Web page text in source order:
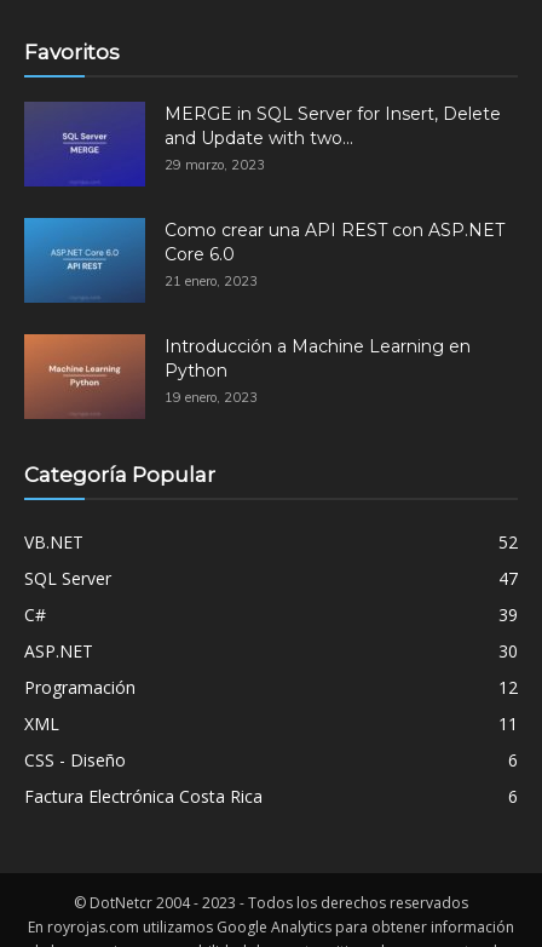
Favoritos
MERGE in SQL Server for Insert, Delete
and Update with two...
29 marzo, 2023
Como crear una API REST con ASP.NET
Core 6.0
21 enero, 2023
Introducción a Machine Learning en
Python
19 enero, 2023
Categoría Popular
VB.NET
52
SQL Server
47
C#
39
ASP.NET
30
Programación
12
XML
11
CSS - Diseño
6
Factura Electrónica Costa Rica
6
© DotNetcr 2004 - 2023 - Todos los derechos reservados
En royrojas.com utilizamos Google Analytics para obtener información